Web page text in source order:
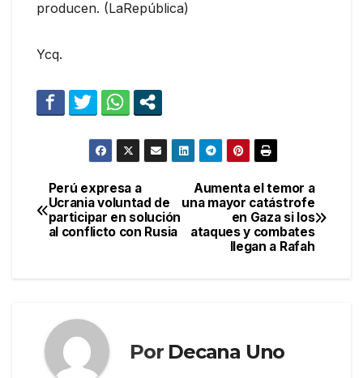
producen. (LaRepública)
Ycq.
Navegación
de
Aumenta el temor a
una mayor catástrofe
en Gaza si los
ataques y combates
llegan a Rafah
Perú expresa a
Ucrania voluntad de
participar en solución
al conflicto con Rusia
Por Decana Uno